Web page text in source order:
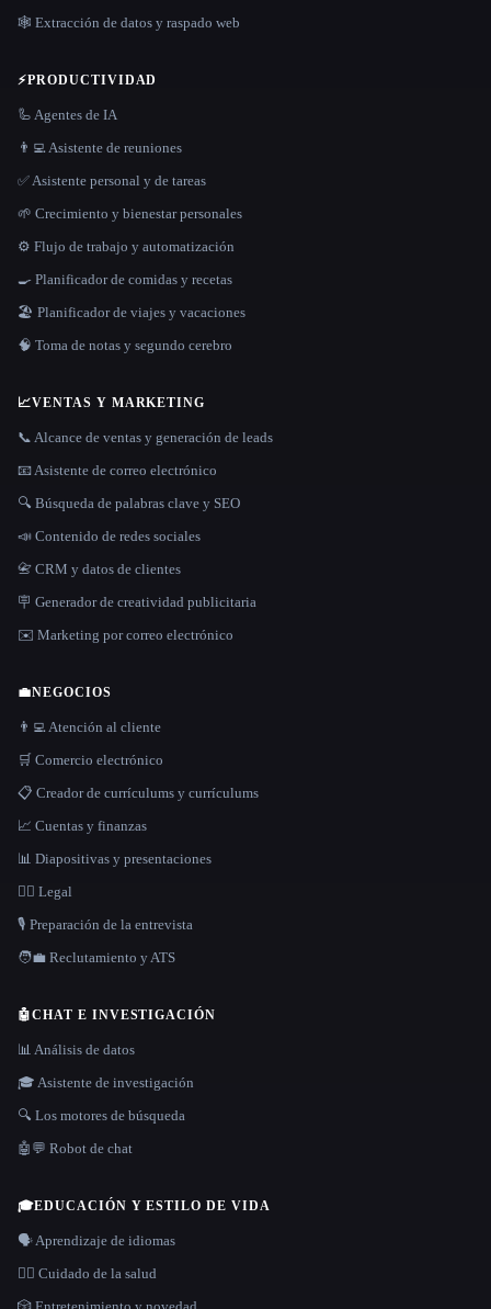
🕸️ Extracción de datos y raspado web
⚡PRODUCTIVIDAD
🦾 Agentes de IA
👨‍💻 Asistente de reuniones
✅ Asistente personal y de tareas
🌱 Crecimiento y bienestar personales
⚙️ Flujo de trabajo y automatización
🍳 Planificador de comidas y recetas
🏖 Planificador de viajes y vacaciones
🧠 Toma de notas y segundo cerebro
📈VENTAS Y MARKETING
📞 Alcance de ventas y generación de leads
📧 Asistente de correo electrónico
🔍 Búsqueda de palabras clave y SEO
📣 Contenido de redes sociales
📇 CRM y datos de clientes
🪧 Generador de creatividad publicitaria
✉️ Marketing por correo electrónico
💼NEGOCIOS
👨‍💻 Atención al cliente
🛒 Comercio electrónico
📋 Creador de currículums y currículums
📈 Cuentas y finanzas
📊 Diapositivas y presentaciones
👩‍⚖️ Legal
🎙️ Preparación de la entrevista
🧑‍💼 Reclutamiento y ATS
🤖CHAT E INVESTIGACIÓN
📊 Análisis de datos
🎓 Asistente de investigación
🔍 Los motores de búsqueda
🤖💬 Robot de chat
🎓EDUCACIÓN Y ESTILO DE VIDA
🗣️ Aprendizaje de idiomas
👩‍⚕️ Cuidado de la salud